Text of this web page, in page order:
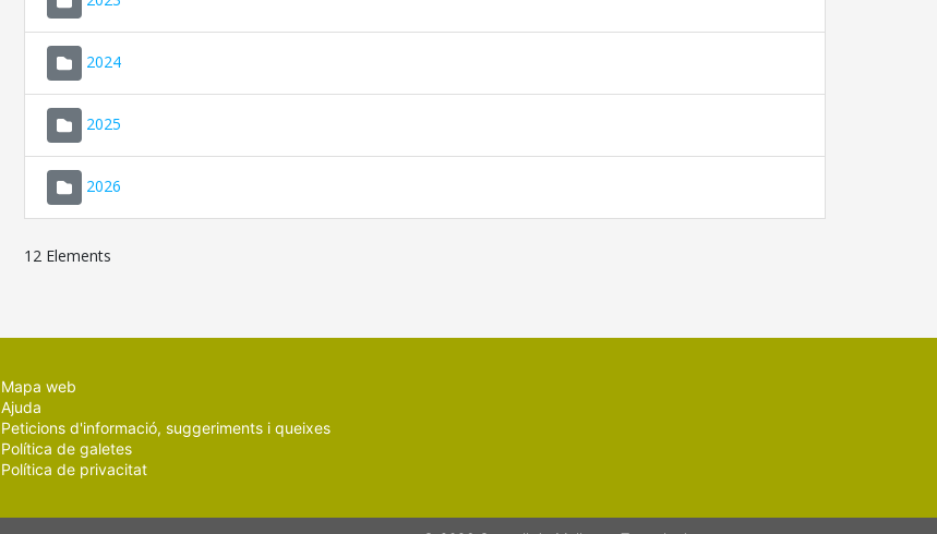
2024
2025
2026
12 Elements
Mapa web
Ajuda
Peticions d'informació, suggeriments i queixes
Política de galetes
Política de privacitat